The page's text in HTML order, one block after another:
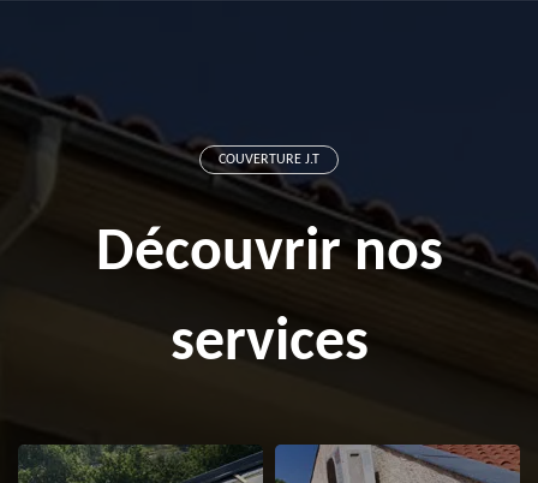
COUVERTURE J.T
Découvrir nos
services